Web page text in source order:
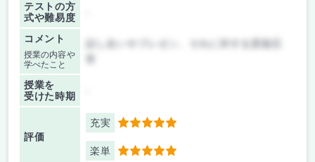
テストの方
式や難易度
コメント
授業の内容や
学べたこと
授業を
受けた時期
評価
充実 5
楽単 5